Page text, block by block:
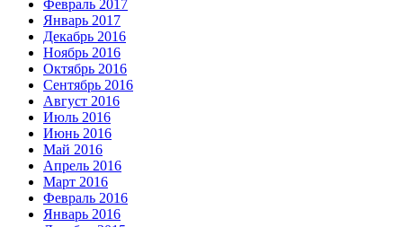
Февраль 2017
Январь 2017
Декабрь 2016
Ноябрь 2016
Октябрь 2016
Сентябрь 2016
Август 2016
Июль 2016
Июнь 2016
Май 2016
Апрель 2016
Март 2016
Февраль 2016
Январь 2016